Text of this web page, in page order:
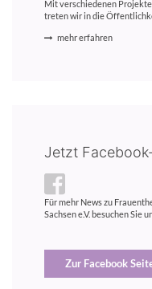
Mit verschiedenen
treten wir in die
mehr erfahren
Jetzt
Für mehr News zu
Sachsen e.V. besuchen Sie
Zur Facebook